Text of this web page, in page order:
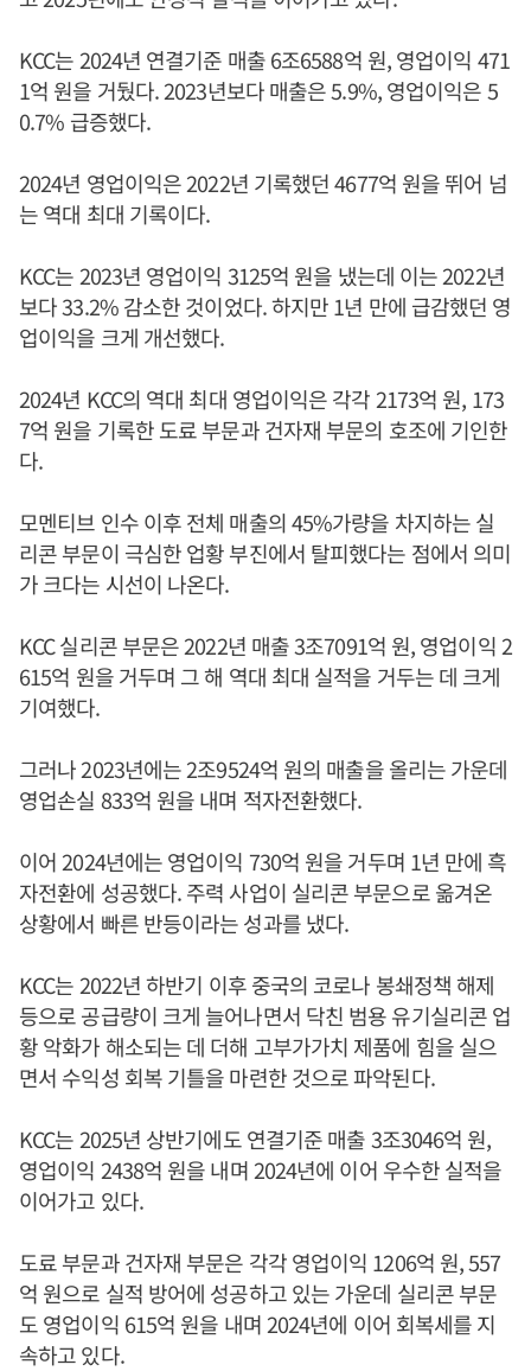
KCC는 2024년 연결기준 매출 6조6588억 원, 영업이익 471
1억 원을 거뒀다. 2023년보다 매출은 5.9%, 영업이익은 5
0.7% 급증했다.
2024년 영업이익은 2022년 기록했던 4677억 원을 뛰어 넘
는 역대 최대 기록이다.
KCC는 2023년 영업이익 3125억 원을 냈는데 이는 2022년
보다 33.2% 감소한 것이었다. 하지만 1년 만에 급감했던 영
업이익을 크게 개선했다.
2024년 KCC의 역대 최대 영업이익은 각각 2173억 원, 173
7억 원을 기록한 도료 부문과 건자재 부문의 호조에 기인한
다.
모멘티브 인수 이후 전체 매출의 45%가량을 차지하는 실
리콘 부문이 극심한 업황 부진에서 탈피했다는 점에서 의미
가 크다는 시선이 나온다.
KCC 실리콘 부문은 2022년 매출 3조7091억 원, 영업이익 2
615억 원을 거두며 그 해 역대 최대 실적을 거두는 데 크게
기여했다.
그러나 2023년에는 2조9524억 원의 매출을 올리는 가운데
영업손실 833억 원을 내며 적자전환했다.
이어 2024년에는 영업이익 730억 원을 거두며 1년 만에 흑
자전환에 성공했다. 주력 사업이 실리콘 부문으로 옮겨온
상황에서 빠른 반등이라는 성과를 냈다.
KCC는 2022년 하반기 이후 중국의 코로나 봉쇄정책 해제
등으로 공급량이 크게 늘어나면서 닥친 범용 유기실리콘 업
황 악화가 해소되는 데 더해 고부가가치 제품에 힘을 실으
면서 수익성 회복 기틀을 마련한 것으로 파악된다.
KCC는 2025년 상반기에도 연결기준 매출 3조3046억 원,
영업이익 2438억 원을 내며 2024년에 이어 우수한 실적을
이어가고 있다.
도료 부문과 건자재 부문은 각각 영업이익 1206억 원, 557
억 원으로 실적 방어에 성공하고 있는 가운데 실리콘 부문
도 영업이익 615억 원을 내며 2024년에 이어 회복세를 지
속하고 있다.